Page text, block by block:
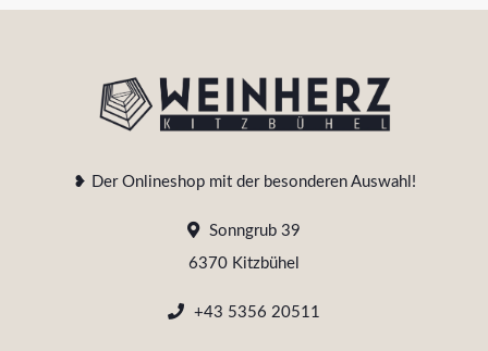
❥ Der Onlineshop mit der besonderen Auswahl!
Sonngrub 39
6370 Kitzbühel
+43 5356 20511